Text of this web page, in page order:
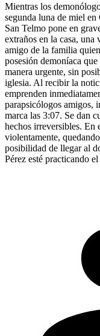
Mientras los
segunda luna de miel en
San Telmo pone en
extraños en la casa, una
amigo de la familia
posesión demoníaca
manera urgente, sin
iglesia. Al recibir la
emprenden
parapsicólogos amigos,
marca las 3:07. Se dan
hechos irreversibles. En
violentamente,
posibilidad de llegar al
Pérez esté practicando